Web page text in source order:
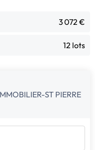
3 072 €
12 lots
ST PIERRE